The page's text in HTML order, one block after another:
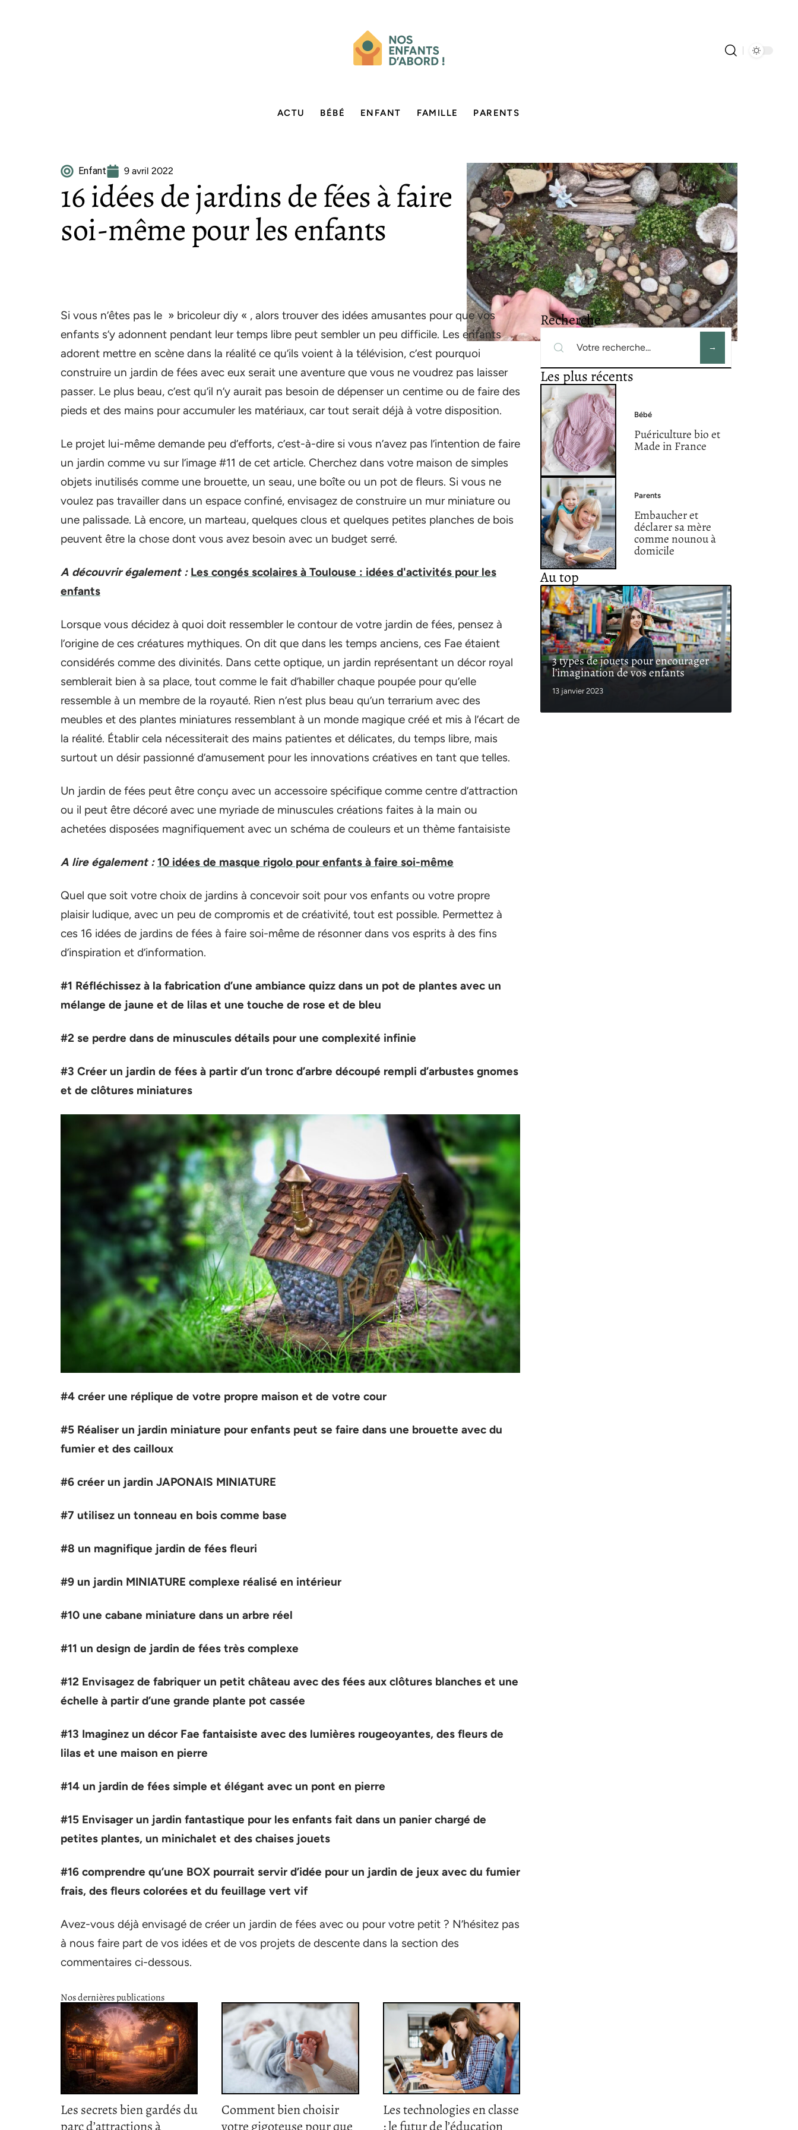
ACTU BÉBÉ ENFANT FAMILLE PARENTS
Enfant 9 avril 2022
16 idées de jardins de fées à faire
soi-même pour les enfants
Si vous n’êtes pas le » bricoleur diy « , alors trouver des idées amusantes pour que vos
enfants s’y adonnent pendant leur temps libre peut sembler un peu difficile. Les enfants
adorent mettre en scène dans la réalité ce qu’ils voient à la télévision, c’est pourquoi
construire un jardin de fées avec eux serait une aventure que vous ne voudrez pas laisser
passer. Le plus beau, c’est qu’il n’y aurait pas besoin de dépenser un centime ou de faire des
pieds et des mains pour accumuler les matériaux, car tout serait déjà à votre disposition.
Le projet lui-même demande peu d’efforts, c’est-à-dire si vous n’avez pas l’intention de faire
un jardin comme vu sur l’image #11 de cet article. Cherchez dans votre maison de simples
objets inutilisés comme une brouette, un seau, une boîte ou un pot de fleurs. Si vous ne
voulez pas travailler dans un espace confiné, envisagez de construire un mur miniature ou
une palissade. Là encore, un marteau, quelques clous et quelques petites planches de bois
peuvent être la chose dont vous avez besoin avec un budget serré.
A découvrir également : Les congés scolaires à Toulouse : idées d'activités pour les
enfants
Lorsque vous décidez à quoi doit ressembler le contour de votre jardin de fées, pensez à
l’origine de ces créatures mythiques. On dit que dans les temps anciens, ces Fae étaient
considérés comme des divinités. Dans cette optique, un jardin représentant un décor royal
semblerait bien à sa place, tout comme le fait d’habiller chaque poupée pour qu’elle
ressemble à un membre de la royauté. Rien n’est plus beau qu’un terrarium avec des
meubles et des plantes miniatures ressemblant à un monde magique créé et mis à l’écart de
la réalité. Établir cela nécessiterait des mains patientes et délicates, du temps libre, mais
surtout un désir passionné d’amusement pour les innovations créatives en tant que telles.
Un jardin de fées peut être conçu avec un accessoire spécifique comme centre d’attraction
ou il peut être décoré avec une myriade de minuscules créations faites à la main ou
achetées disposées magnifiquement avec un schéma de couleurs et un thème fantaisiste
A lire également : 10 idées de masque rigolo pour enfants à faire soi-même
Quel que soit votre choix de jardins à concevoir soit pour vos enfants ou votre propre
plaisir ludique, avec un peu de compromis et de créativité, tout est possible. Permettez à
ces 16 idées de jardins de fées à faire soi-même de résonner dans vos esprits à des fins
d’inspiration et d’information.
#1 Réfléchissez à la fabrication d’une ambiance quizz dans un pot de plantes avec un
mélange de jaune et de lilas et une touche de rose et de bleu
#2 se perdre dans de minuscules détails pour une complexité infinie
#3 Créer un jardin de fées à partir d’un tronc d’arbre découpé rempli d’arbustes gnomes
et de clôtures miniatures
#4 créer une réplique de votre propre maison et de votre cour
#5 Réaliser un jardin miniature pour enfants peut se faire dans une brouette avec du
fumier et des cailloux
#6 créer un jardin JAPONAIS MINIATURE
#7 utilisez un tonneau en bois comme base
#8 un magnifique jardin de fées fleuri
#9 un jardin MINIATURE complexe réalisé en intérieur
#10 une cabane miniature dans un arbre réel
#11 un design de jardin de fées très complexe
#12 Envisagez de fabriquer un petit château avec des fées aux clôtures blanches et une
échelle à partir d’une grande plante pot cassée
#13 Imaginez un décor Fae fantaisiste avec des lumières rougeoyantes, des fleurs de
lilas et une maison en pierre
#14 un jardin de fées simple et élégant avec un pont en pierre
#15 Envisager un jardin fantastique pour les enfants fait dans un panier chargé de
petites plantes, un minichalet et des chaises jouets
#16 comprendre qu’une BOX pourrait servir d’idée pour un jardin de jeux avec du fumier
frais, des fleurs colorées et du feuillage vert vif
Avez-vous déjà envisagé de créer un jardin de fées avec ou pour votre petit ? N’hésitez pas
à nous faire part de vos idées et de vos projets de descente dans la section des
commentaires ci-dessous.
Nos dernières publications
Les secrets bien gardés du
parc d’attractions à
Comment bien choisir
votre gigoteuse pour que
Les technologies en classe
: le futur de l’éducation
Recherche
Les plus récents
Bébé
Puériculture bio et
Made in France
Parents
Embaucher et
déclarer sa mère
comme nounou à
domicile
Au top
3 types de jouets pour encourager
l’imagination de vos enfants
13 janvier 2023